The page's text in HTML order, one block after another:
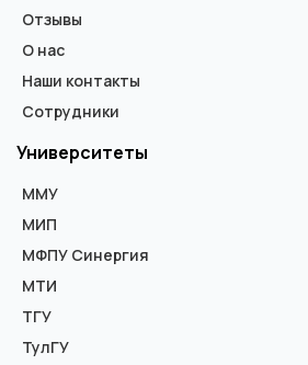
Отзывы
О нас
Наши контакты
Сотрудники
Университеты
ММУ
МИП
МФПУ Синергия
МТИ
ТГУ
ТулГУ